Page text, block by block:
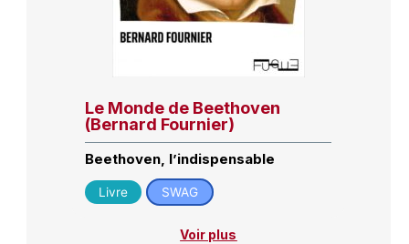
Le Monde de Beethoven
(Bernard Fournier)
Beethoven, l’indispensable
Livre SWAG
Voir plus